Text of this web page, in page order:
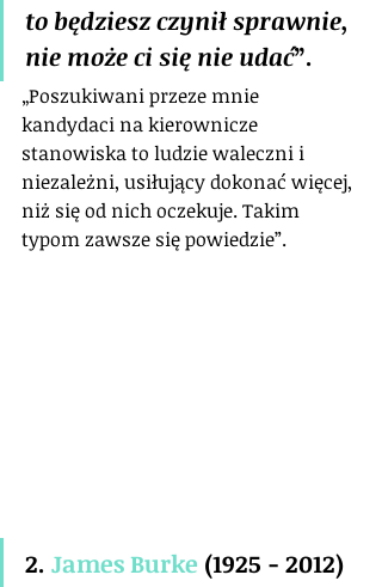
to będziesz czynił sprawnie,
nie może ci się nie udać”.
„Poszukiwani przeze mnie
kandydaci na kierownicze
stanowiska to ludzie waleczni i
niezależni, usiłujący dokonać więcej,
niż się od nich oczekuje. Takim
typom zawsze się powiedzie”.
2. James Burke (1925 - 2012)